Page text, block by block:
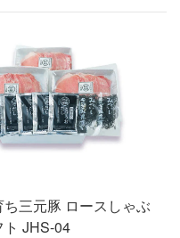
ち三元豚 ロースしゃぶ
ト JHS-04